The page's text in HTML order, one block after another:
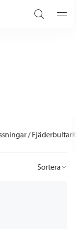
/ Fjäderbultar
Sortera